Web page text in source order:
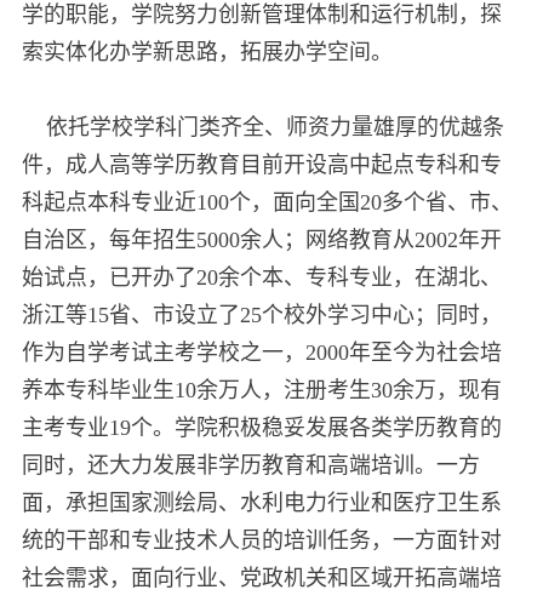
学的职能，学院努力创新管理体制和运行机制，探
索实体化办学新思路，拓展办学空间。
依托学校学科门类齐全、师资力量雄厚的优越条
件，成人高等学历教育目前开设高中起点专科和专
科起点本科专业近100个，面向全国20多个省、市、
自治区，每年招生5000余人；网络教育从2002年开
始试点，已开办了20余个本、专科专业，在湖北、
浙江等15省、市设立了25个校外学习中心；同时，
作为自学考试主考学校之一，2000年至今为社会培
养本专科毕业生10余万人，注册考生30余万，现有
主考专业19个。学院积极稳妥发展各类学历教育的
同时，还大力发展非学历教育和高端培训。一方
面，承担国家测绘局、水利电力行业和医疗卫生系
统的干部和专业技术人员的培训任务，一方面针对
社会需求，面向行业、党政机关和区域开拓高端培